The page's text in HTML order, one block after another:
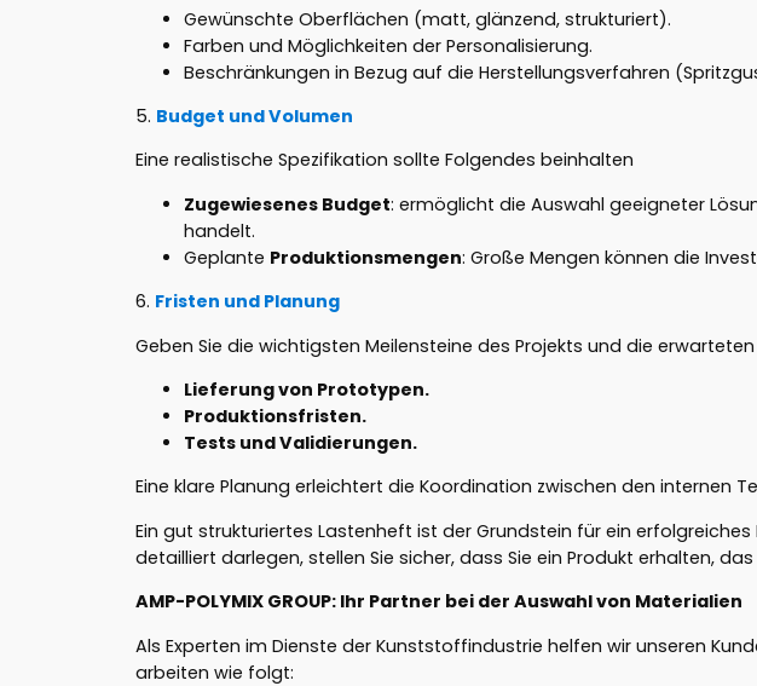
Gewünschte Oberflächen (matt, glänzend, strukturiert).
Farben und Möglichkeiten der Personalisierung.
Beschränkungen in Bezug auf die Herstellungsverfahren
5. Budget und Volumen
Eine realistische Spezifikation sollte Folgendes beinhalten
Zugewiesenes Budget: ermöglicht die Auswahl geeigneter
handelt.
Geplante Produktionsmengen: Große Mengen können die
6. Fristen und Planung
Geben Sie die wichtigsten Meilensteine des Projekts und die erwarteten
Lieferung von Prototypen.
Produktionsfristen.
Tests und Validierungen.
Eine klare Planung erleichtert die Koordination zwischen den internen
Ein gut strukturiertes Lastenheft ist der Grundstein für ein
detailliert darlegen, stellen Sie sicher, dass Sie ein Produkt erhalten,
AMP-POLYMIX GROUP: Ihr Partner bei der Auswahl von Materialien
Als Experten im Dienste der Kunststoffindustrie helfen wir unseren
arbeiten wie folgt: